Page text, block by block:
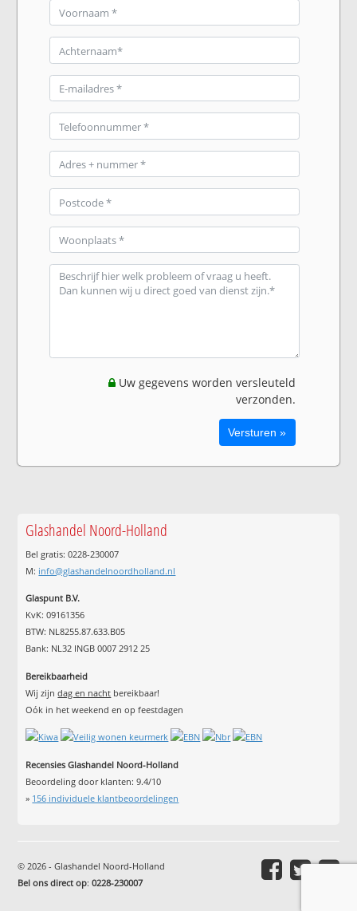
Uw gegevens worden versleuteld
verzonden.
Glashandel Noord-Holland
Bel gratis: 0228-230007
M: info@glashandelnoordholland.nl
Glaspunt B.V.
KvK: 09161356
BTW: NL8255.87.633.B05
Bank: NL32 INGB 0007 2912 25
Bereikbaarheid
Wij zijndag en nacht bereikbaar!
Oók in het weekend en op feestdagen
Recensies Glashandel Noord-Holland
Beoordeling door klanten:9.4/10
» 156 individuele klantbeoordelingen
© 2026 - Glashandel Noord-Holland
Bel ons direct op:0228-230007